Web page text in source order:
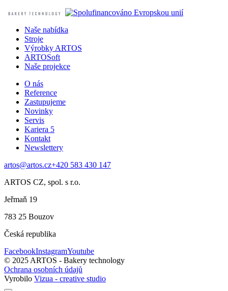
Naše nabídka
Stroje
Výrobky ARTOS
ARTOSoft
Naše projekce
O nás
Reference
Zastupujeme
Novinky
Servis
Kariera 5
Kontakt
Newslettery
artos@artos.cz+420 583 430 147
ARTOS CZ, spol. s r.o.
Jeřmaň 19
783 25 Bouzov
Česká republika
FacebookInstagramYoutube
© 2025 ARTOS - Bakery technology
Ochrana osobních údajů
Vyrobilo Vizua - creative studio